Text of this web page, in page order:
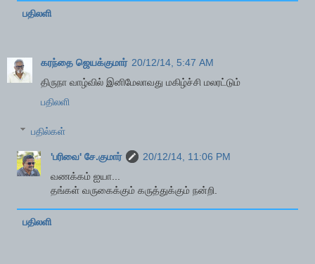
பதிலளி
கரந்தை ஜெயக்குமார் 20/12/14, 5:47 AM
திருநா வாழ்வில் இனிமேலாவது மகிழ்ச்சி மலரட்டும்
பதிலளி
பதில்கள்
'பரிவை' சே.குமார்
20/12/14, 11:06 PM
வணக்கம் ஐயா...
தங்கள் வருகைக்கும் கருத்துக்கும் நன்றி.
பதிலளி